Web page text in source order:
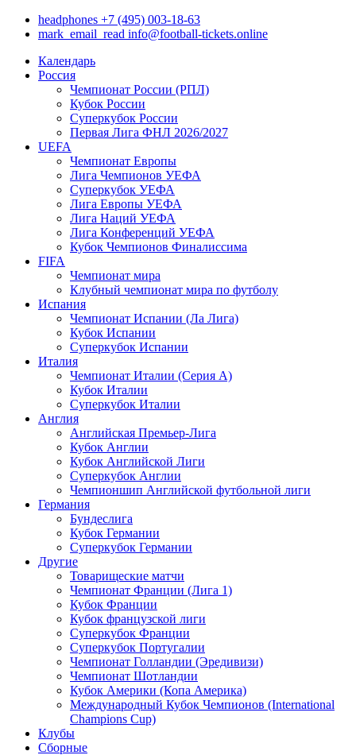
headphones +7 (495) 003-18-63
mark_email_read info@football-tickets.online
Календарь
Россия
Чемпионат России (РПЛ)
Кубок России
Суперкубок России
Первая Лига ФНЛ 2026/2027
UEFA
Чемпионат Европы
Лига Чемпионов УЕФА
Суперкубок УЕФА
Лига Европы УЕФА
Лига Наций УЕФА
Лига Конференций УЕФА
Кубок Чемпионов Финалиссима
FIFA
Чемпионат мира
Клубный чемпионат мира по футболу
Испания
Чемпионат Испании (Ла Лига)
Кубок Испании
Суперкубок Испании
Италия
Чемпионат Италии (Серия А)
Кубок Италии
Суперкубок Италии
Англия
Английская Премьер-Лига
Кубок Англии
Кубок Английской Лиги
Суперкубок Англии
Чемпионшип Английской футбольной лиги
Германия
Бундеслига
Кубок Германии
Суперкубок Германии
Другие
Товарищеские матчи
Чемпионат Франции (Лига 1)
Кубок Франции
Кубок французской лиги
Суперкубок Франции
Суперкубок Португалии
Чемпионат Голландии (Эредивизи)
Чемпионат Шотландии
Кубок Америки (Копа Америка)
Международный Кубок Чемпионов (International
Champions Cup)
Клубы
Сборные